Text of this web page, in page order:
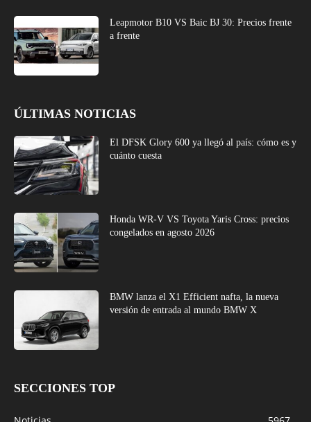
Leapmotor B10 VS Baic BJ 30: Precios frente
a frente
ÚLTIMAS NOTICIAS
El DFSK Glory 600 ya llegó al país: cómo es y
cuánto cuesta
Honda WR-V VS Toyota Yaris Cross: precios
congelados en agosto 2026
BMW lanza el X1 Efficient nafta, la nueva
versión de entrada al mundo BMW X
SECCIONES TOP